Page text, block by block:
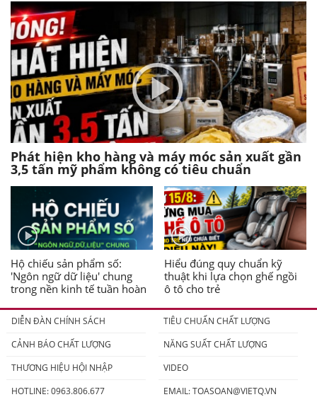
Phát hiện kho hàng và máy móc sản xuất gần
3,5 tấn mỹ phẩm không có tiêu chuẩn
Hộ chiếu sản phẩm số:
'Ngôn ngữ dữ liệu' chung
trong nền kinh tế tuần hoàn
Hiểu đúng quy chuẩn kỹ
thuật khi lựa chọn ghế ngồi
ô tô cho trẻ
DIỄN ĐÀN CHÍNH SÁCH
TIÊU CHUẨN CHẤT LƯỢNG
CẢNH BÁO CHẤT LƯỢNG
NĂNG SUẤT CHẤT LƯỢNG
THƯƠNG HIỆU HỘI NHẬP
VIDEO
HOTLINE: 0963.806.677
EMAIL:TOASOAN@VIETQ.VN